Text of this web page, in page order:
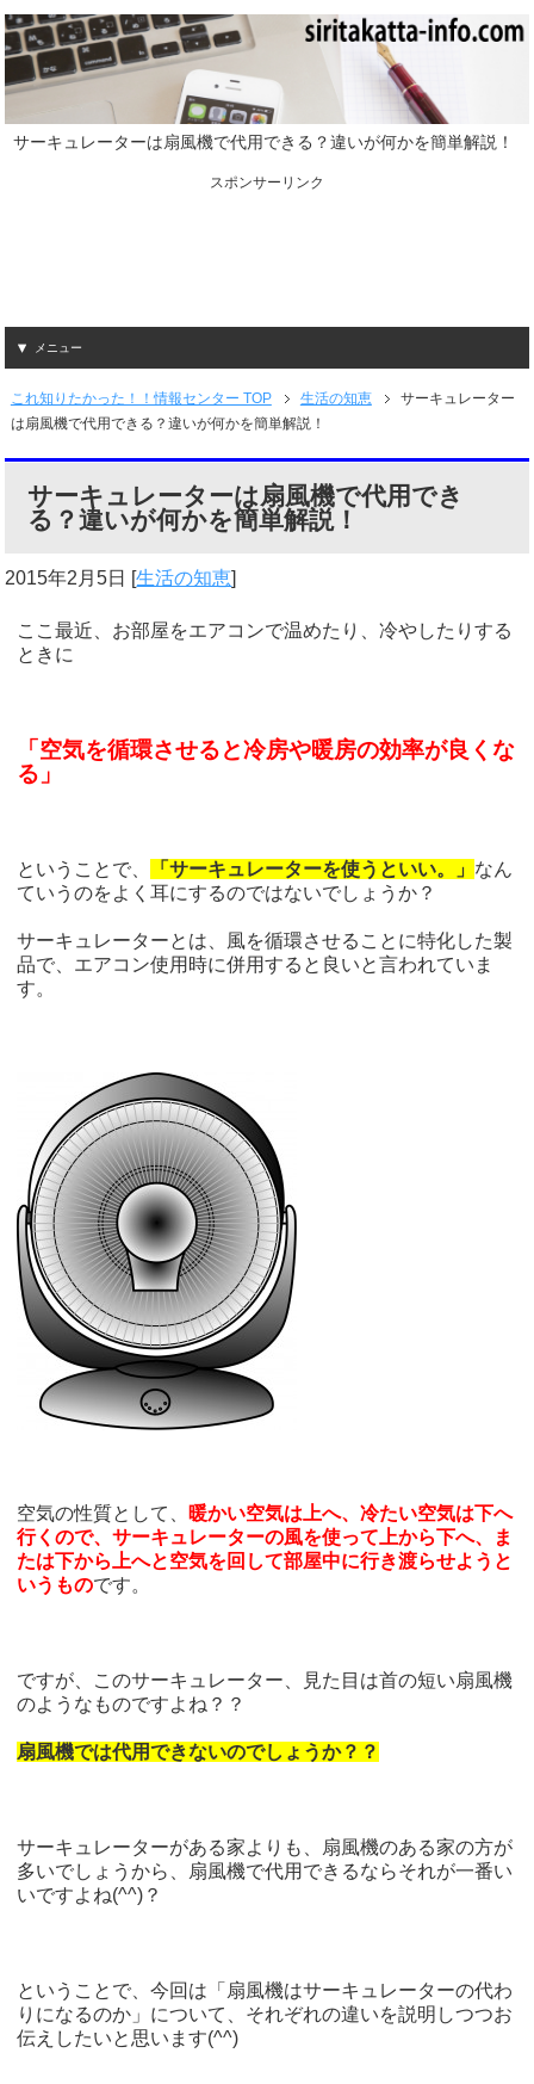
サーキュレーターは扇風機で代用できる？違いが何かを簡単解説！
スポンサーリンク
メニュー
これ知りたかった！！情報センター TOP 生活の知恵
サーキュレーター
は扇風機で代用できる？違いが何かを簡単解説！
サーキュレーターは扇風機で代用でき
る？違いが何かを簡単解説！
2015年2月5日 [生活の知恵]
ここ最近、お部屋をエアコンで温めたり、冷やしたりする
ときに
「空気を循環させると冷房や暖房の効率が良くな
る」
ということで、 「サーキュレーターを使うといい。」 なん
ていうのをよく耳にするのではないでしょうか？
サーキュレーターとは、風を循環させることに特化した製
品で、エアコン使用時に併用すると良いと言われていま
す。
空気の性質として、 暖かい空気は上へ、冷たい空気は下へ
行くので、サーキュレーターの風を使って上から下へ、ま
たは下から上へと空気を回して部屋中に行き渡らせようと
いうものです。
ですが、このサーキュレーター、見た目は首の短い扇風機
のようなものですよね？？
扇風機では代用できないのでしょうか？？
サーキュレーターがある家よりも、扇風機のある家の方が
多いでしょうから、扇風機で代用できるならそれが一番い
いですよね(^^)？
ということで、今回は「扇風機はサーキュレーターの代わ
りになるのか」について、それぞれの違いを説明しつつお
伝えしたいと思います(^^)